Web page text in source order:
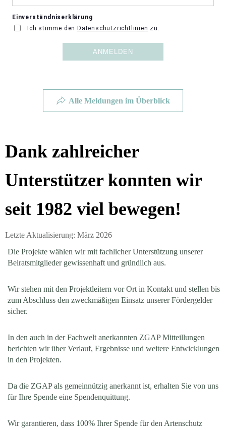
Alle Meldungen im Überblick
Dank zahlreicher
Unterstützer konnten wir
seit 1982 viel bewegen!
Letzte Aktualisierung: März 2026
Die Projekte wählen wir mit fachlicher Unterstützung unserer
Beiratsmitglieder gewissenhaft und gründlich aus.
Wir stehen mit den Projektleitern vor Ort in Kontakt und stellen bis
zum Abschluss den zweckmäßigen Einsatz unserer Fördergelder
sicher.
In den auch in der Fachwelt anerkannten ZGAP Mitteillungen
berichten wir über Verlauf, Ergebnisse und weitere Entwicklungen
in den Projekten.
Da die ZGAP als gemeinnützig anerkannt ist, erhalten Sie von uns
für Ihre Spende eine Spendenquittung.
Wir garantieren, dass 100% Ihrer Spende für den Artenschutz